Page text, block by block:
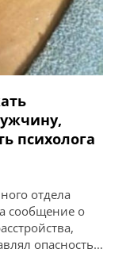
психолога
отдела
сообщение о
опасность